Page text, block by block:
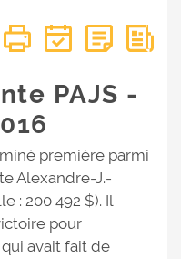
PAJS -
première parmi
Alexandre-J.-
: 200 492 $). Il
pour
avait fait de